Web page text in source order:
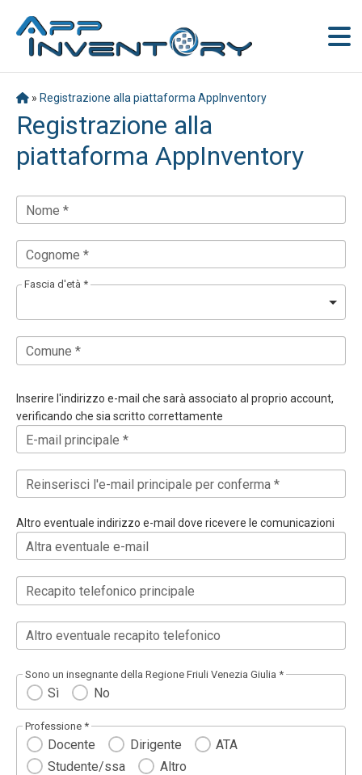
» Registrazione alla piattaforma AppInventory
Registrazione alla
piattaforma AppInventory
Nome *
Cognome *
Fascia d'età *
Comune *
Inserire l'indirizzo e-mail che sarà associato al proprio account,
verificando che sia scritto correttamente
E-mail principale *
Reinserisci l'e-mail principale per conferma *
Altro eventuale indirizzo e-mail dove ricevere le comunicazioni
Altra eventuale e-mail
Recapito telefonico principale
Altro eventuale recapito telefonico
Sono un insegnante della Regione Friuli Venezia Giulia *
Sì No
Professione *
Docente Dirigente
ATA
Studente/ssa
Altro